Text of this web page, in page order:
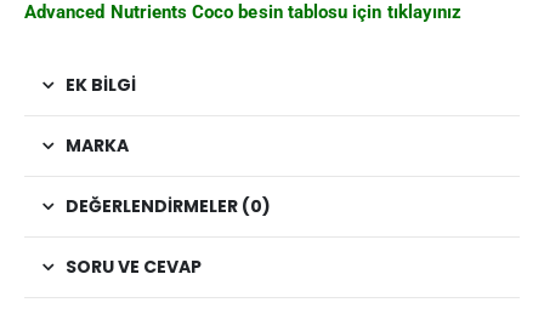
Advanced Nutrients Coco besin tablosu için tıklayınız
EK BILGI
MARKA
DEĞERLENDIRMELER (0)
SORU VE CEVAP